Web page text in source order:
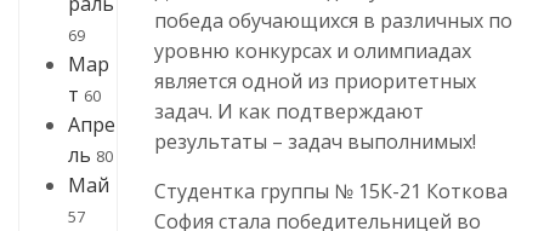
69
Мар
т 60
Апре
ль 80
Май
57
победа обучающихся в различных по
уровню конкурсах и олимпиадах
является одной из приоритетных
задач. И как подтверждают
результаты – задач выполнимых!
Студентка группы № 15К-21 Коткова
София стала победительницей во